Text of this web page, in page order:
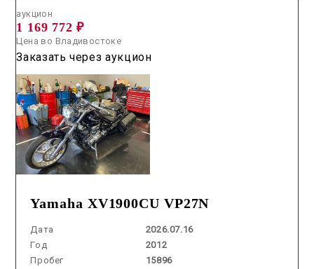
Yamaha XV1900CU VP27N
Дата
2026.07.16
Год
2012
Пробег
15896
аукцион
1 169 772 ₽
Цена во Владивостоке
Заказать через аукцион